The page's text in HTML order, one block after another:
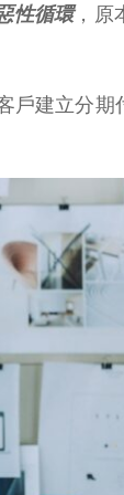
性循環，原
戶建立分期